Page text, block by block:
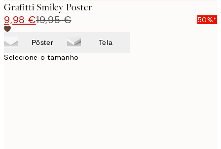
Grafitti Smiley Poster
9,98 €19,95 € 50%*
Pôster Tela
Selecione o tamanho